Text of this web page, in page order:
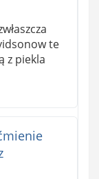
te
z piekla